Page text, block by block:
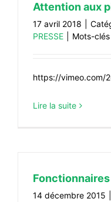
Attention aux
17 avril 2018
PRESSE
Mots-clés
https://vimeo.com/
Lire la suite
14 décembre 2015